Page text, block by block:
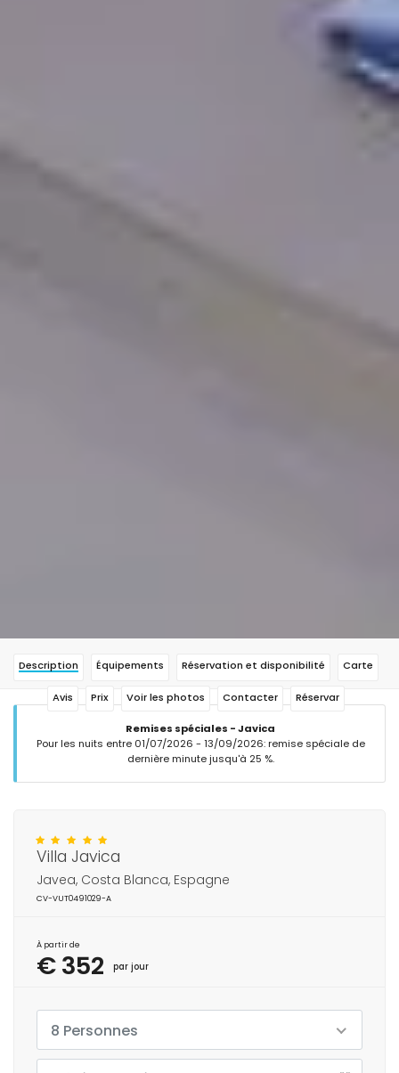
Description Équipements Réservation et disponibilité Carte
Avis Prix Voir les photos Contacter Réservar
Remises spéciales - Javica
Pour les nuits entre 01/07/2026 - 13/09/2026: remise spéciale de
dernière minute jusqu'à 25 %.
Villa Javica
Javea, Costa Blanca, Espagne
CV-VUT0491029-A
À partir de
€ 352 par jour
8 Personnes